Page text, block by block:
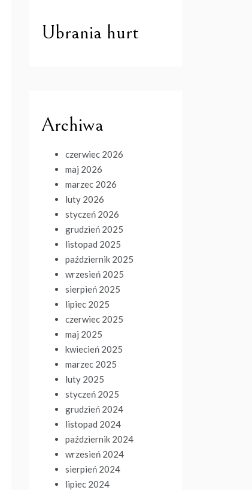
Ubrania hurt
Archiwa
czerwiec 2026
maj 2026
marzec 2026
luty 2026
styczeń 2026
grudzień 2025
listopad 2025
październik 2025
wrzesień 2025
sierpień 2025
lipiec 2025
czerwiec 2025
maj 2025
kwiecień 2025
marzec 2025
luty 2025
styczeń 2025
grudzień 2024
listopad 2024
październik 2024
wrzesień 2024
sierpień 2024
lipiec 2024